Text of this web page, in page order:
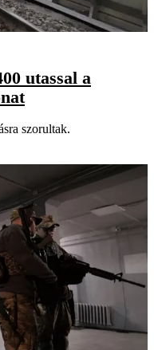
utassal a
szorultak.